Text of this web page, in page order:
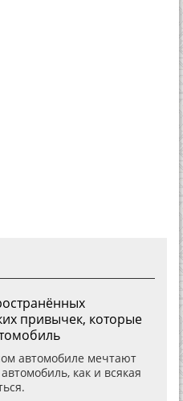
привычек, которые
автомобиле мечтают
как и всякая